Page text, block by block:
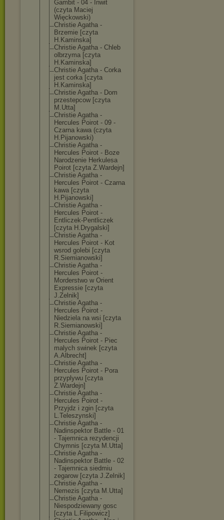
Gambit - 04 - Inwit
(czyta Maciej
Więckowski)
Christie Agatha -
Brzemie [czyta
H.Kaminska]
Christie Agatha - Chleb
olbrzyma [czyta
H.Kaminska]
Christie Agatha - Corka
jest corka [czyta
H.Kaminska]
Christie Agatha - Dom
przestepcow [czyta
M.Utta]
Christie Agatha -
Hercules Poirot - 09 -
Czarna kawa (czyta
H.Pijanowski)
Christie Agatha -
Hercules Poirot - Boze
Narodzenie Herkulesa
Poirot [czyta Z.Wardejn]
Christie Agatha -
Hercules Poirot - Czarna
kawa [czyta
H.Pijanowski]
Christie Agatha -
Hercules Poirot -
Entliczek-Pent liczek
[czyta H.Drygalski]
Christie Agatha -
Hercules Poirot - Kot
wsrod golebi [czyta
R.Siemianowski]
Christie Agatha -
Hercules Poirot -
Morderstwo w Orient
Expressie [czyta
J.Zelnik]
Christie Agatha -
Hercules Poirot -
Niedziela na wsi [czyta
R.Siemianowski]
Christie Agatha -
Hercules Poirot - Piec
malych swinek [czyta
A.Albrecht]
Christie Agatha -
Hercules Poirot - Pora
przyplywu [czyta
Z.Wardejn]
Christie Agatha -
Hercules Poirot -
Przyjdz i zgin [czyta
L.Teleszynski]
Christie Agatha -
Nadinspektor Battle - 01
- Tajemnica rezydencji
Chymnis [czyta M.Utta]
Christie Agatha -
Nadinspektor Battle - 02
- Tajemnica siedmiu
zegarow [czyta J.Zelnik]
Christie Agatha -
Nemezis [czyta M.Utta]
Christie Agatha -
Niespodziewany gosc
[czyta L.Filipowicz]